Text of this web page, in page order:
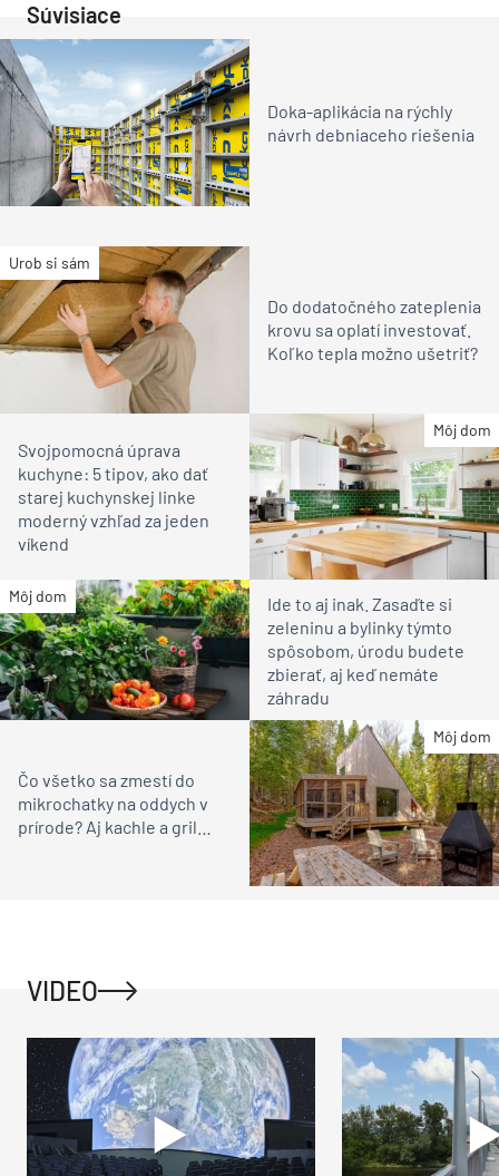
Súvisiace
Doka-aplikácia na rýchly
návrh debniaceho riešenia
Urob si sám
Do dodatočného zateplenia
krovu sa oplatí investovať.
Koľko tepla možno ušetriť?
Môj dom
Svojpomocná úprava
kuchyne: 5 tipov, ako dať
starej kuchynskej linke
moderný vzhľad za jeden
víkend
Môj dom
Ide to aj inak. Zasaďte si
zeleninu a bylinky týmto
spôsobom, úrodu budete
zbierať, aj keď nemáte
záhradu
Môj dom
Čo všetko sa zmestí do
mikrochatky na oddych v
prírode? Aj kachle a gril…
VIDEO